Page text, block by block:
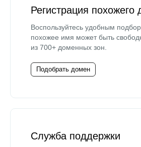
Регистрация похожего
Воспользуйтесь удобным
похожее имя может быть
из 700+ доменных зон.
Подобрать домен
Служба поддержки